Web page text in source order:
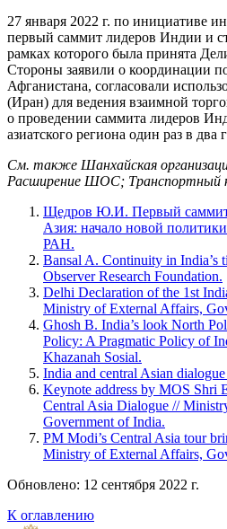
27 января 2022 г. по инициативе
первый саммит лидеров Индии и
рамках которого была принята
Стороны заявили о координации
Афганистана, согласовали
(Иран) для ведения взаимной
о проведении саммита лидеров
азиатского региона один раз в два
См. также Шанхайская
Расширение ШОС; Транспортный
Щедров Ю.И. Первый саммит
Азия: начало новой
РАН.
Bansal A. Continuity in India’s
Observer Research Foundation.
Delhi Declaration of the 1st
Ministry of External Affairs,
Ghosh B. India’s look North
Policy: A Pragmatic Policy of
Khazanah Sosial.
India and central Asian
Keynote address by MOS Shri
Central Asia Dialogue //
Government of India.
PM Modi’s Central Asia tour
Ministry of External Affairs,
Обновлено: 12 сентября 2022 г.
К оглавлению